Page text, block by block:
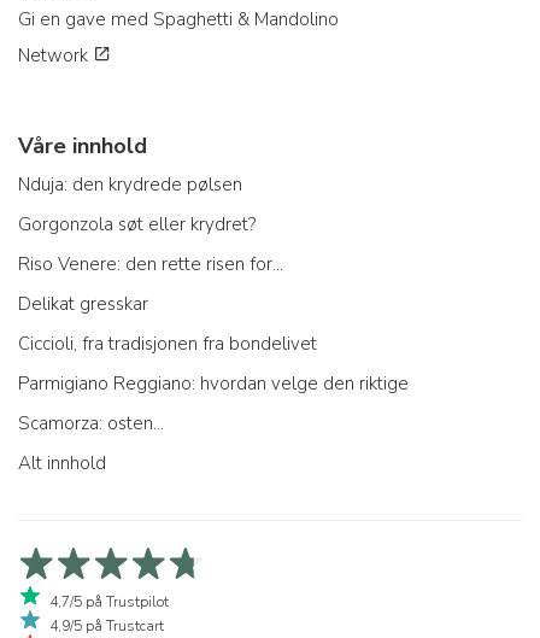
Gi en gave med Spaghetti & Mandolino
Network
Våre innhold
Nduja: den krydrede pølsen
Gorgonzola søt eller krydret?
Riso Venere: den rette risen for...
Delikat gresskar
Ciccioli, fra tradisjonen fra bondelivet
Parmigiano Reggiano: hvordan velge den riktige
Scamorza: osten...
Alt innhold
4,7/5 på Trustpilot
4,9/5 på Trustcart